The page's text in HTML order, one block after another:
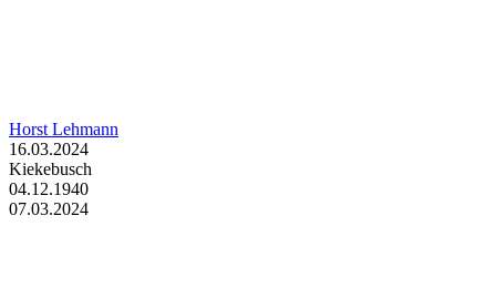
Horst Lehmann
16.03.2024
Kiekebusch
04.12.1940
07.03.2024